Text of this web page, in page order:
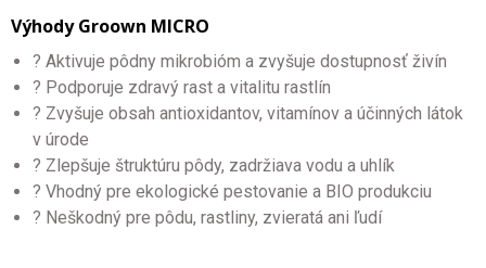
Výhody Groown MICRO
? Aktivuje pôdny mikrobióm a zvyšuje dostupnosť živín
? Podporuje zdravý rast a vitalitu rastlín
? Zvyšuje obsah antioxidantov, vitamínov a účinných látok
v úrode
? Zlepšuje štruktúru pôdy, zadržiava vodu a uhlík
? Vhodný pre ekologické pestovanie a BIO produkciu
? Neškodný pre pôdu, rastliny, zvieratá ani ľudí